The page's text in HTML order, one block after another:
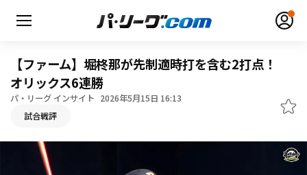
HOME
【ファーム】堀柊那が先制適時打を含む2打点！
オリックス6連勝
パ・リーグ インサイト 2026年5月15日 16:13
試合戦評